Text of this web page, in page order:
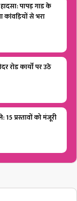
हादसा: पापड़ गाड के
कांवड़ियों से भरा
रोड कार्यों पर उठे
प्रस्तावों को मंजूरी